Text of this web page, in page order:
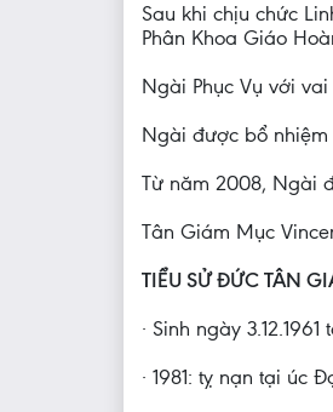
Sau khi chịu chức
Phân Khoa Giáo
Ngài Phục Vụ với
Ngài được bổ nhiệm
Từ năm 2008, Ngài
Tân Giám Mục
TIỂU SỬ ĐỨC TÂN
· Sinh ngày
· 1981: tỵ nạn tại úc